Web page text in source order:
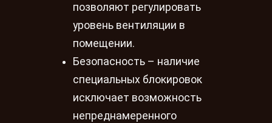
позволяют регулировать
уровень вентиляции в
помещении.
Безопасность – наличие
специальных блокировок
исключает возможность
непреднамеренного